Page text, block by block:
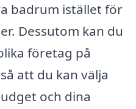
badrum istället för
Dessutom kan du
företag på
att du kan välja
och dina